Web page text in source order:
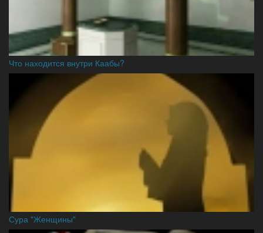
Что находится внутри Каабы?
Сура "Женщины"